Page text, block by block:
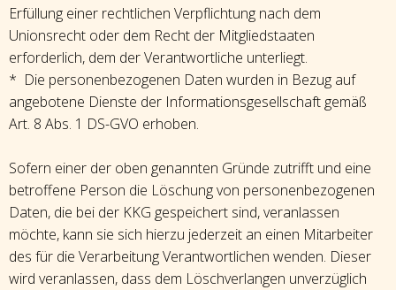
Erfüllung einer rechtlichen Verpflichtung nach dem
Unionsrecht oder dem Recht der Mitgliedstaaten
erforderlich, dem der Verantwortliche unterliegt.
* Die personenbezogenen Daten wurden in Bezug auf
angebotene Dienste der Informationsgesellschaft gemäß
Art. 8 Abs. 1 DS-GVO erhoben.
Sofern einer der oben genannten Gründe zutrifft und eine
betroffene Person die Löschung von personenbezogenen
Daten, die bei der KKG gespeichert sind, veranlassen
möchte, kann sie sich hierzu jederzeit an einen Mitarbeiter
des für die Verarbeitung Verantwortlichen wenden. Dieser
wird veranlassen, dass dem Löschverlangen unverzüglich